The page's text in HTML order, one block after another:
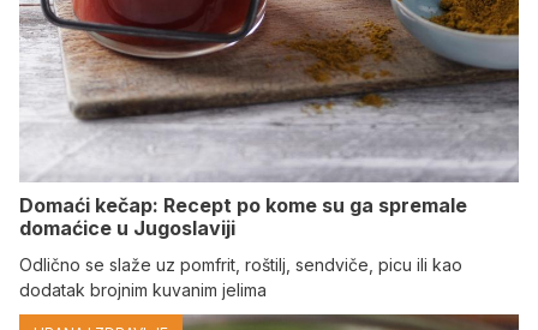
Domaći kečap: Recept po kome su ga spremale
domaćice u Jugoslaviji
Odlično se slaže uz pomfrit, roštilj, sendviče, picu ili kao
dodatak brojnim kuvanim jelima